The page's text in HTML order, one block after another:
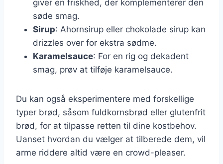
giver en friskhed, der komplementerer den
søde smag.
Sirup: Ahornsirup eller chokolade sirup kan
drizzles over for ekstra sødme.
Karamelsauce: For en rig og dekadent
smag, prøv at tilføje karamelsauce.
Du kan også eksperimentere med forskellige
typer brød, såsom fuldkornsbrød eller glutenfrit
brød, for at tilpasse retten til dine kostbehov.
Uanset hvordan du vælger at tilberede dem, vil
arme riddere altid være en crowd-pleaser.